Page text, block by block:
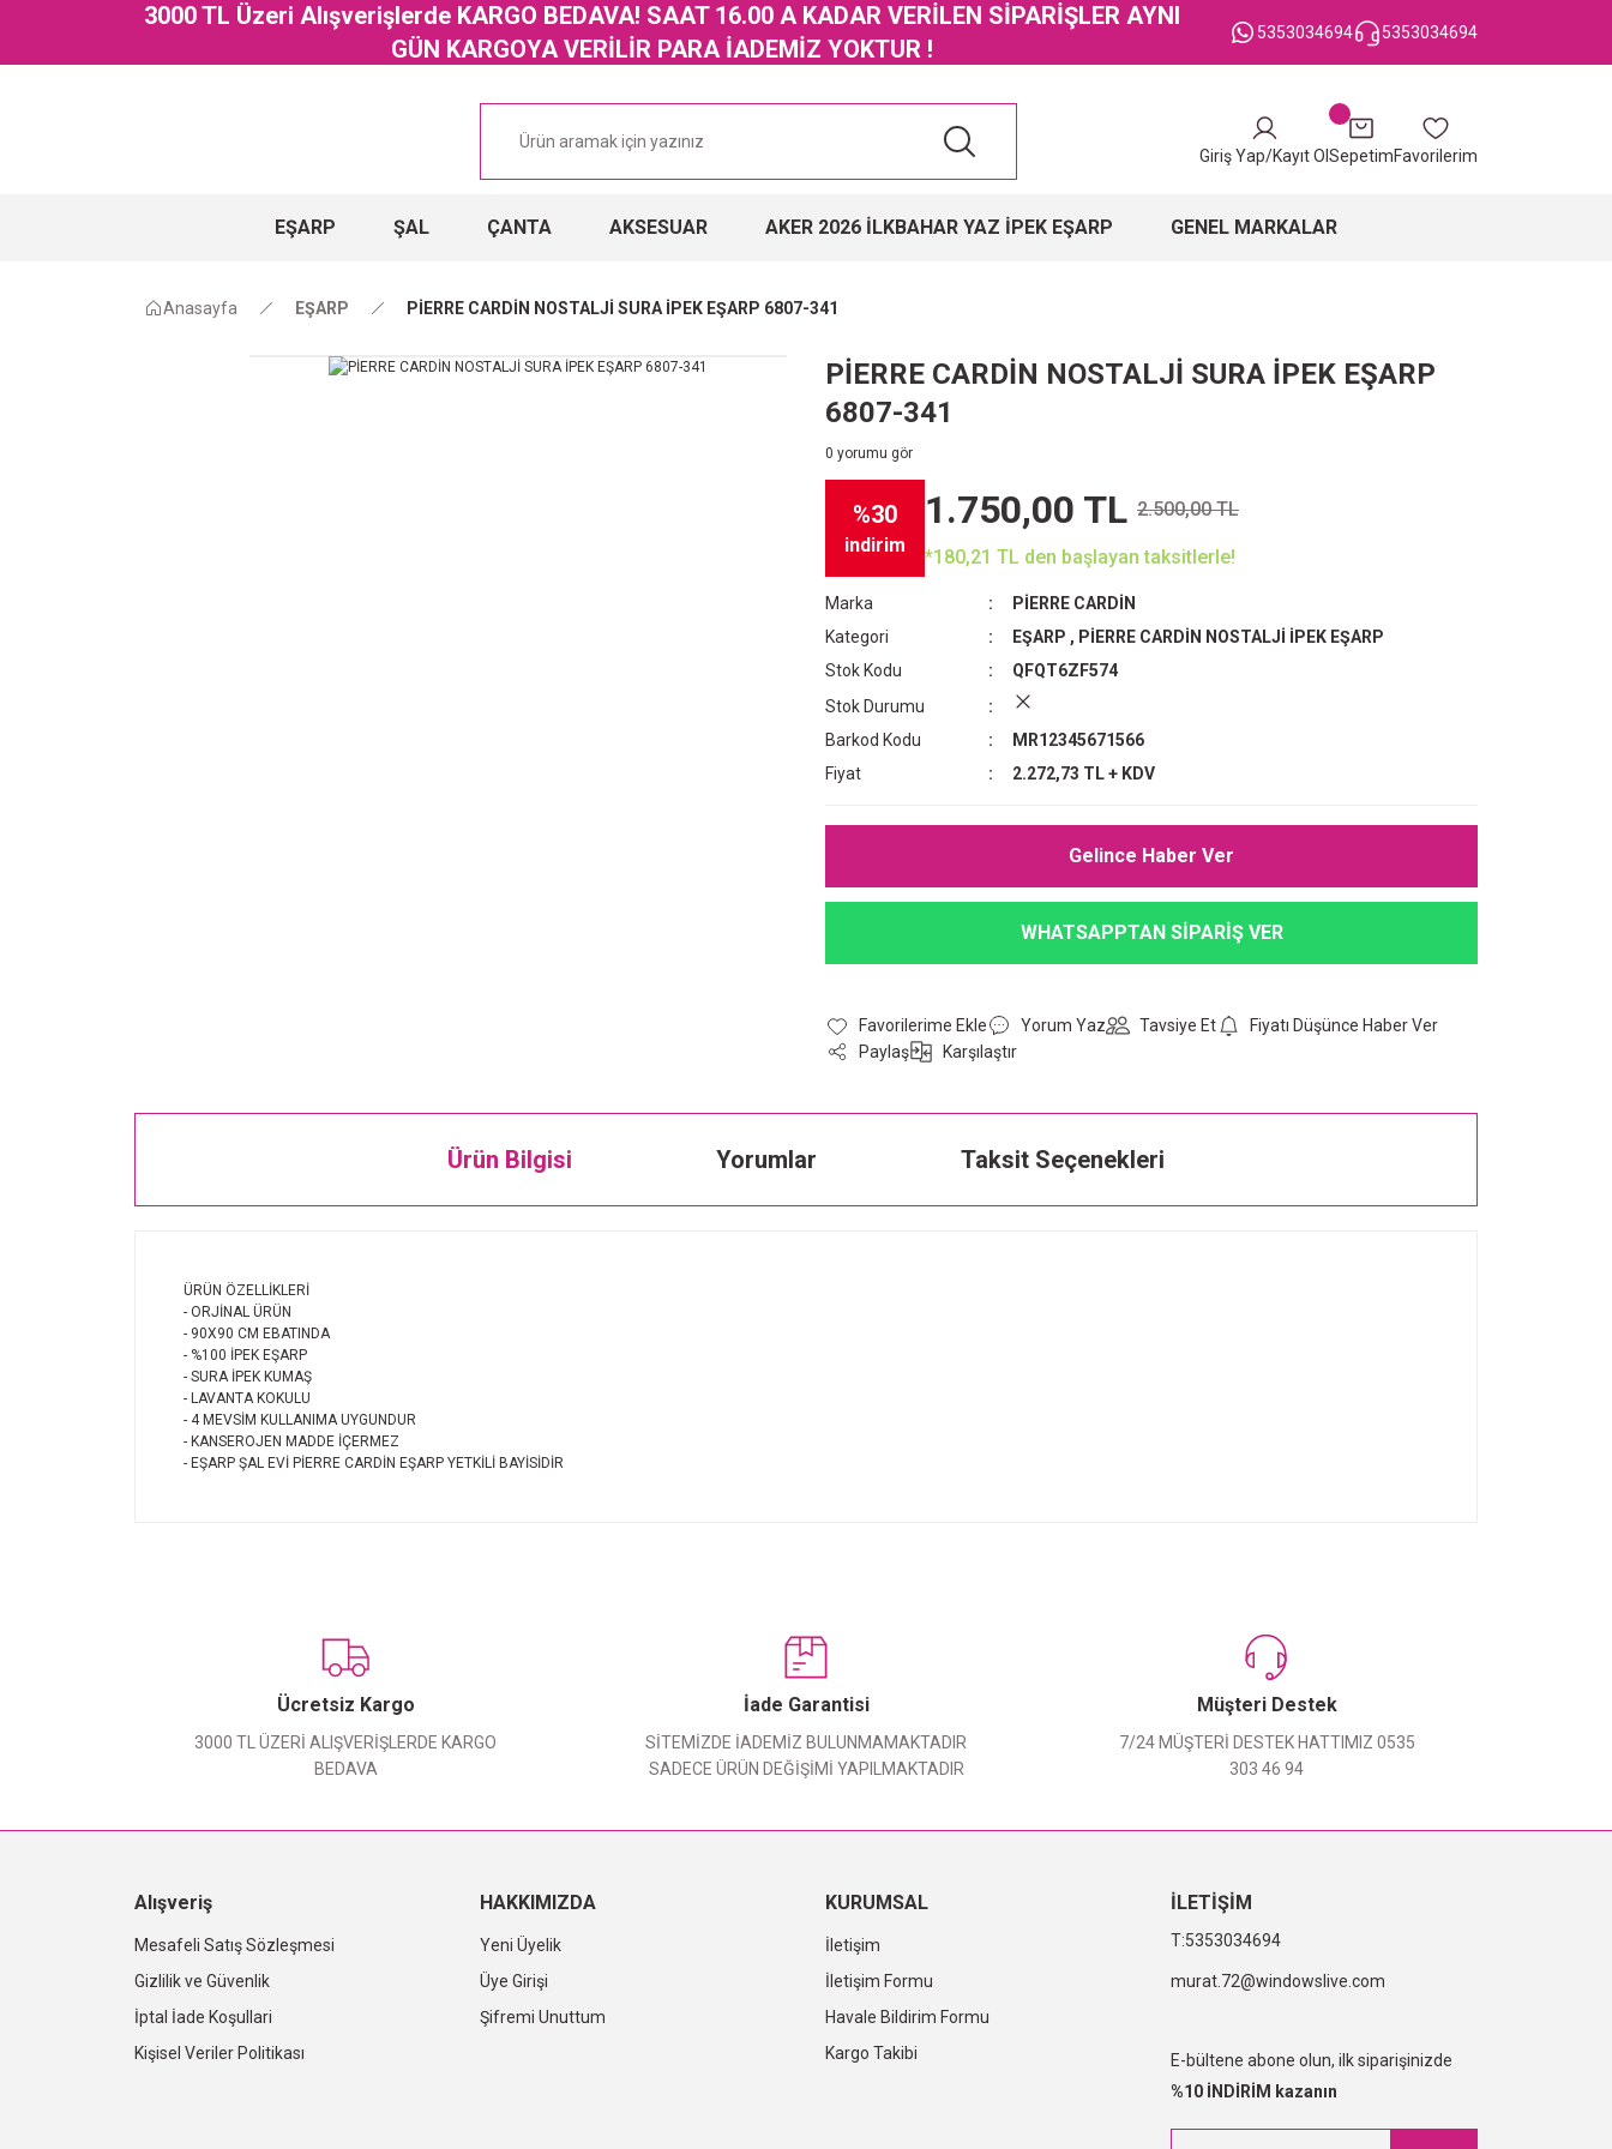
3000 TL Üzeri Alışverişlerde KARGO BEDAVA! SAAT 16.00 A KADAR VERİLEN SİPARİŞLER AYNI
GÜN KARGOYA VERİLİR PARA İADEMİZ YOKTUR !
5353034694 5353034694
Giriş Yap/Kayıt Ol SepetimFavorilerim
EŞARP ŞAL ÇANTA AKSESUAR AKER 2026 İLKBAHAR YAZ İPEK EŞARP GENEL MARKALAR
Anasayfa EŞARP PİERRE CARDİN NOSTALJİ SURA İPEK EŞARP 6807-341
PİERRE CARDİN NOSTALJİ SURA İPEK EŞARP
6807-341
0 yorumu gör
%30
indirim
1.750,00 TL 2.500,00 TL
*180,21 TL den başlayan taksitlerle!
Marka
PİERRE CARDİN
Kategori
EŞARP , PİERRE CARDİN NOSTALJİ İPEK EŞARP
Stok Kodu
QFQT6ZF574
Stok Durumu
Barkod Kodu
MR12345671566
Fiyat
2.272,73 TL + KDV
Gelince Haber Ver
WHATSAPPTAN SİPARİŞ VER
Yorum Yaz Tavsiye Et
Fiyatı Düşünce Haber Ver
Paylaş
Karşılaştır
Ürün Bilgisi Yorumlar Taksit Seçenekleri
ÜRÜN ÖZELLİKLERİ
- ORJİNAL ÜRÜN
- 90X90 CM EBATINDA
- %100 İPEK EŞARP
- SURA İPEK KUMAŞ
- LAVANTA KOKULU
- 4 MEVSİM KULLANIMA UYGUNDUR
- KANSEROJEN MADDE İÇERMEZ
- EŞARP ŞAL EVİ PİERRE CARDİN EŞARP YETKİLİ BAYİSİDİR
Yorum Yaz
Ücretsiz Kargo
3000 TL ÜZERİ ALIŞVERİŞLERDE KARGO
BEDAVA
İade Garantisi
SİTEMİZDE İADEMİZ BULUNMAMAKTADIR
SADECE ÜRÜN DEĞİŞİMİ YAPILMAKTADIR
Müşteri Destek
7/24 MÜŞTERİ DESTEK HATTIMIZ 0535
303 46 94
Alışveriş
Mesafeli Satış Sözleşmesi
Gizlilik ve Güvenlik
İptal İade Koşullari
Kişisel Veriler Politikası
HAKKIMIZDA
Yeni Üyelik
Üye Girişi
Şifremi Unuttum
KURUMSAL
İletişim
İletişim Formu
Havale Bildirim Formu
Kargo Takibi
İLETİŞİM
5353034694
murat.72@windowslive.com
E-bültene abone olun, ilk siparişinizde
%10 İNDİRİM kazanın